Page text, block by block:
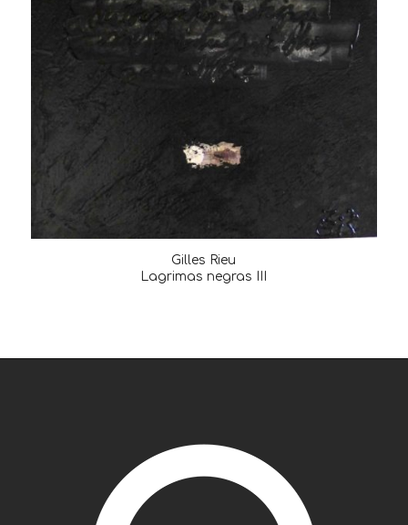
Gilles Rieu
Lagrimas negras III